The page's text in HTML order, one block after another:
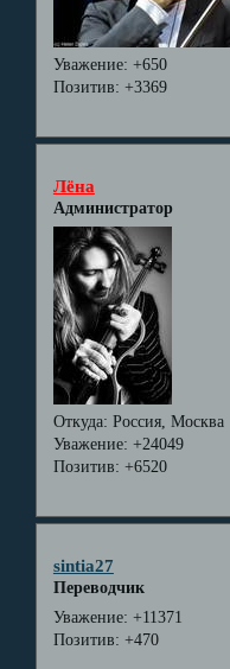
Уважение: +650
Позитив: +3369
Лёна
Администратор
Откуда: Россия, Москва
Уважение: +24049
Позитив: +6520
sintia27
Переводчик
Уважение: +11371
Позитив: +470